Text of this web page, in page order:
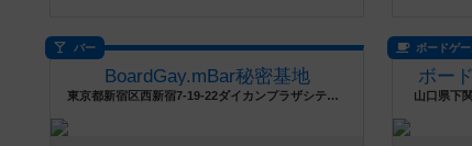
バー
BoardGay.mBar秘密基地
東京都新宿区西新宿7-19-22ダイカンプラザシティ104
ボードゲ
ボー
山口県下